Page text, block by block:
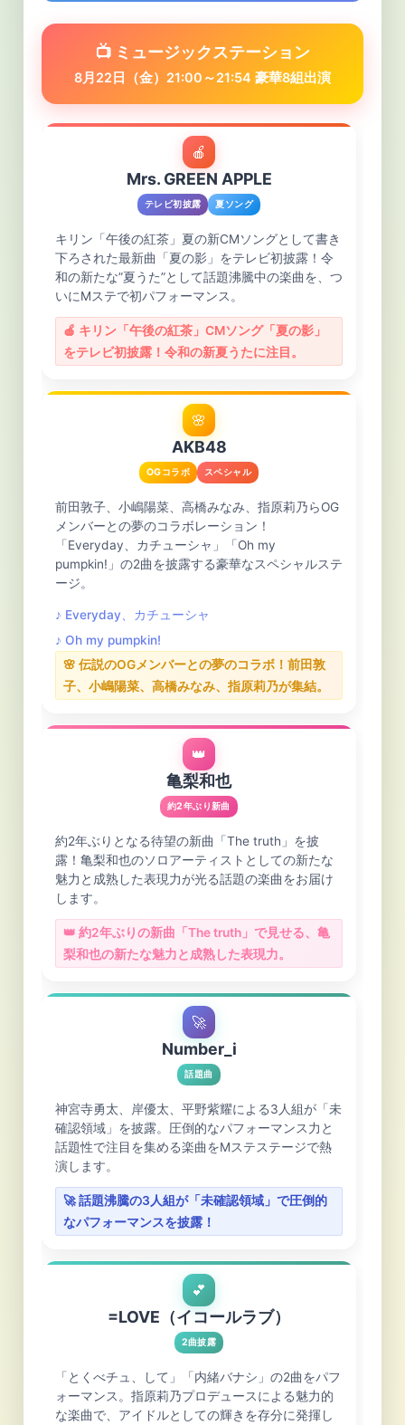
📺 ミュージックステーション
8月22日（金）21:00～21:54 豪華8組出演
🍎
Mrs. GREEN APPLE
テレビ初披露 夏ソング
キリン「午後の紅茶」夏の新CMソングとして書き
下ろされた最新曲「夏の影」をテレビ初披露！令
和の新たな”夏うた”として話題沸騰中の楽曲を、つ
いにMステで初パフォーマンス。
🍎 キリン「午後の紅茶」CMソング「夏の影」
をテレビ初披露！令和の新夏うたに注目。
🌸
AKB48
OGコラボ スペシャル
前田敦子、小嶋陽菜、高橋みなみ、指原莉乃らOG
メンバーとの夢のコラボレーション！
「Everyday、カチューシャ」「Oh my
pumpkin!」の2曲を披露する豪華なスペシャルステ
ージ。
♪ Everyday、カチューシャ
♪ Oh my pumpkin!
🌸 伝説のOGメンバーとの夢のコラボ！前田敦
子、小嶋陽菜、高橋みなみ、指原莉乃が集結。
👑
亀梨和也
約2年ぶり新曲
約2年ぶりとなる待望の新曲「The truth」を披
露！亀梨和也のソロアーティストとしての新たな
魅力と成熟した表現力が光る話題の楽曲をお届け
します。
👑 約2年ぶりの新曲「The truth」で見せる、亀
梨和也の新たな魅力と成熟した表現力。
🚀
Number_i
話題曲
神宮寺勇太、岸優太、平野紫耀による3人組が「未
確認領域」を披露。圧倒的なパフォーマンス力と
話題性で注目を集める楽曲をMステステージで熱
演します。
🚀 話題沸騰の3人組が「未確認領域」で圧倒的
なパフォーマンスを披露！
💕
=LOVE（イコールラブ）
2曲披露
「とくべチュ、して」「内緒バナシ」の2曲をパフ
ォーマンス。指原莉乃プロデュースによる魅力的
な楽曲で、アイドルとしての輝きを存分に発揮し